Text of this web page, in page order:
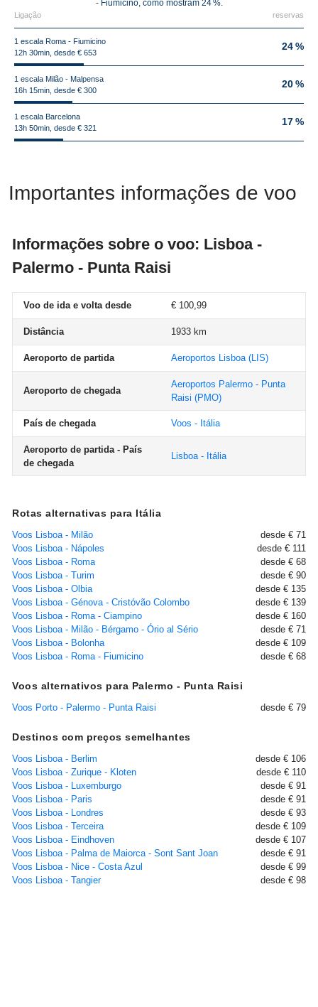
- Fiumicino, como mostram 24 %.
Ligação reservas
1 escala Roma - Fiumicino
12h 30min, desde € 653
24 %
1 escala Milão - Malpensa
16h 15min, desde € 300
20 %
1 escala Barcelona
13h 50min, desde € 321
17 %
Importantes informações de voo
Informações sobre o voo: Lisboa -
Palermo - Punta Raisi
Voo de ida e volta desde € 100,99
Distância 1933 km
Aeroporto de partida Aeroportos Lisboa(LIS)
Aeroporto de chegada
Aeroportos Palermo - Punta
Raisi (PMO)
País de chegada Voos - Itália
Aeroporto de partida - País
de chegada
Lisboa - Itália
Rotas alternativas para Itália
Voos Lisboa - Milão
desde € 71
Voos Lisboa - Nápoles
desde € 111
Voos Lisboa - Roma
desde € 68
Voos Lisboa - Turim
desde € 90
Voos Lisboa - Olbia
desde € 135
Voos Lisboa - Génova - Cristóvão Colombo
desde € 139
Voos Lisboa - Roma - Ciampino
desde € 160
Voos Lisboa - Milão - Bérgamo - Ório al Sério
desde € 71
Voos Lisboa - Bolonha
desde € 109
Voos Lisboa - Roma - Fiumicino
desde € 68
Voos alternativos para Palermo - Punta Raisi
Voos Porto - Palermo - Punta Raisi desde € 79
Destinos com preços semelhantes
Voos Lisboa - Berlim
desde € 106
Voos Lisboa - Zurique - Kloten
desde € 110
Voos Lisboa - Luxemburgo
desde € 91
Voos Lisboa - Paris
desde € 91
Voos Lisboa - Londres
desde € 93
Voos Lisboa - Terceira
desde € 109
Voos Lisboa - Eindhoven
desde € 107
Voos Lisboa - Palma de Maiorca - Sont Sant Joan
desde € 91
Voos Lisboa - Nice - Costa Azul
desde € 99
Voos Lisboa - Tangier
desde € 98